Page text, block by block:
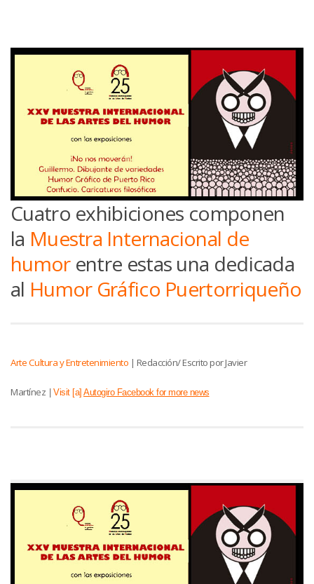
Cuatro exhibiciones componen
la Muestra Internacional de
humorentre estas una dedicada
al Humor Gráfico Puertorriqueño
Arte Cultura y Entretenimiento | Redacción/ Escrito por Javier
Martínez Visit [a] Autogiro Facebook for more news